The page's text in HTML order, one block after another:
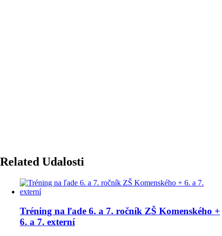
Related Udalosti
Tréning na ľade 6. a 7. ročník ZŠ Komenského +
6. a 7. externí